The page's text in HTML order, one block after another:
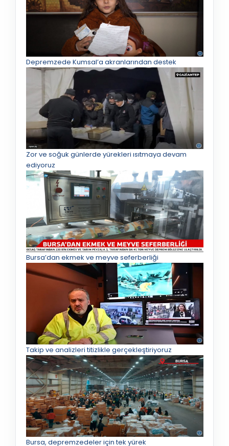
Depremzede Kumsal’a akranlarından destek
Zor ve soğuk günlerde yürekleri ısıtmaya devam
ediyoruz
Bursa’dan ekmek ve meyve seferberliği
Takip ve analizleri titizlikle gerçekleştiriyoruz
Bursa, depremzedeler için tek yürek